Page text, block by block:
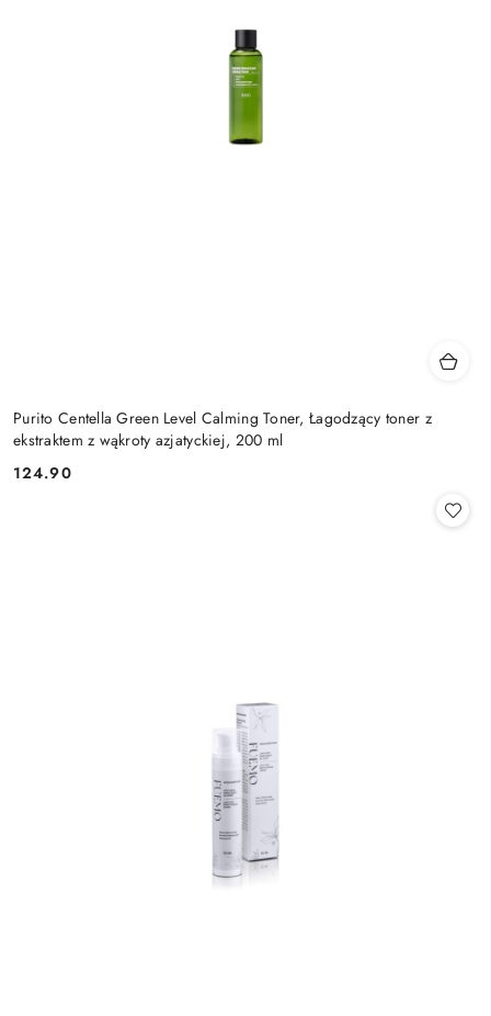
Purito Centella Green Level Calming Toner, Łagodzący toner z
ekstraktem z wąkroty azjatyckiej, 200 ml
Cena:
124.90